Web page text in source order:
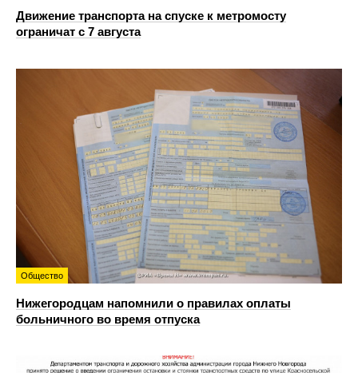
Движение транспорта на спуске к метромосту
ограничат с 7 августа
Общество
Нижегородцам напомнили о правилах оплаты
больничного во время отпуска